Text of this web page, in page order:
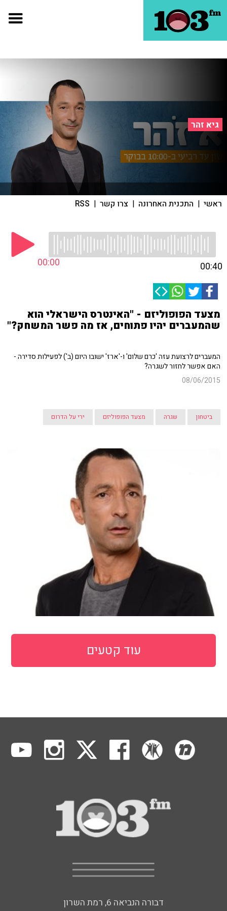
גיא זהר
ראשי | התכנית האחרונה | צרו קשר |
RSS
00:00 00:40
מצעד הפופוליזם - "האינטרס הישראלי הוא
שהמעברים יהיו פתוחים, אז מה פשר המשחק?"
המעברים לרצועת עזה 'כרם שלום' ו-'ארז' ישובו היום (ב') לפעילות סדירה -
האם אפשר לחזור לשגרה?
08/06/2015
ביטחון שגרה מצעד הפופוליזם ירי על הדרום
עוד קטעים
דבורה הנביאה 6, רמת השרון